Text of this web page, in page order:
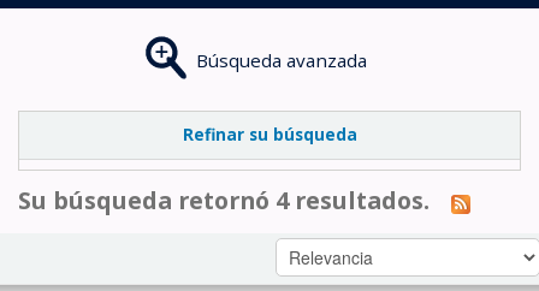
Búsqueda avanzada
Refinar su búsqueda
Su búsqueda retornó 4 resultados.